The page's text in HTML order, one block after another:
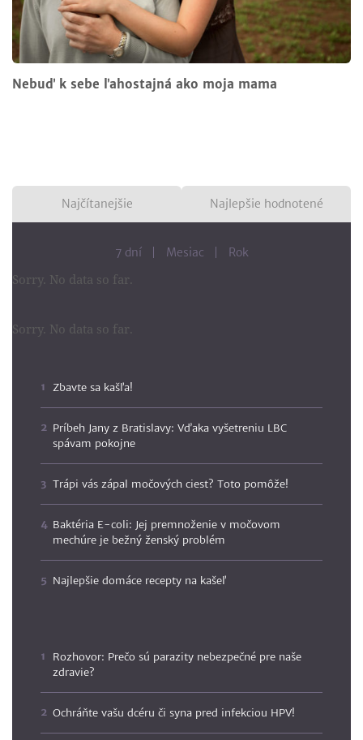
Nebuď k sebe ľahostajná ako moja mama
Najčítanejšie Najlepšie hodnotené
7 dní Mesiac Rok
Sorry. No data so far.
Sorry. No data so far.
Zbavte sa kašľa!
Príbeh Jany z Bratislavy: Vďaka vyšetreniu LBC
spávam pokojne
Trápi vás zápal močových ciest? Toto pomôže!
Baktéria E-coli: Jej premnoženie v močovom
mechúre je bežný ženský problém
Najlepšie domáce recepty na kašeľ
Rozhovor: Prečo sú parazity nebezpečné pre naše
zdravie?
Ochráňte vašu dcéru či syna pred infekciou HPV!